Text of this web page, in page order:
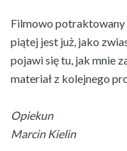
Filmowo potraktowany
piątej jest już, jako
pojawi się tu, jak mnie
materiał z kolejnego
Opiekun
Marcin Kielin